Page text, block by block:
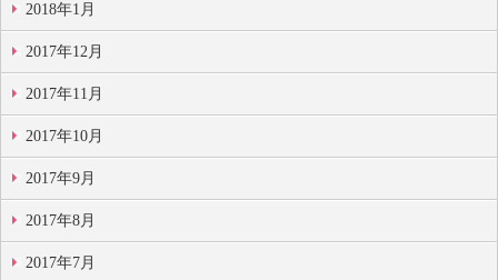
2018年1月
2017年12月
2017年11月
2017年10月
2017年9月
2017年8月
2017年7月